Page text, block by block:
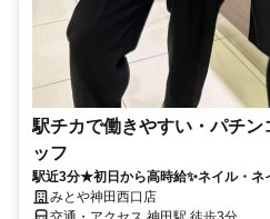
駅チカで働きやすい・パチン
ッフ
駅近3分★初日から高時給✨ネイル・
みとや神田西口店